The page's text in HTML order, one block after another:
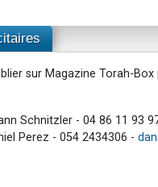
sur Magazine Torah-
Schnitzler - 04 86 11 93
Perez - 054 2434306 -